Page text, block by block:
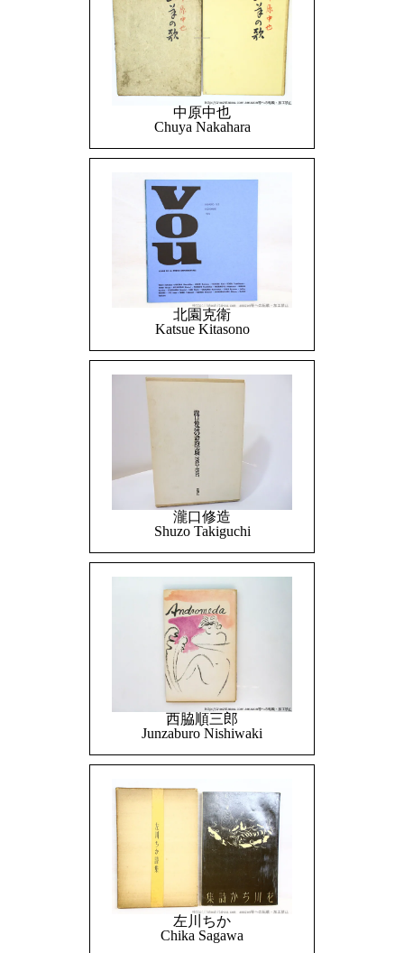
中原中也
Chuya Nakahara
北園克衛
Katsue Kitasono
瀧口修造
Shuzo Takiguchi
西脇順三郎
Junzaburo Nishiwaki
左川ちか
Chika Sagawa